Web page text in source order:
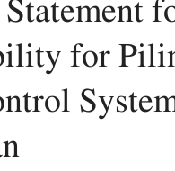
for